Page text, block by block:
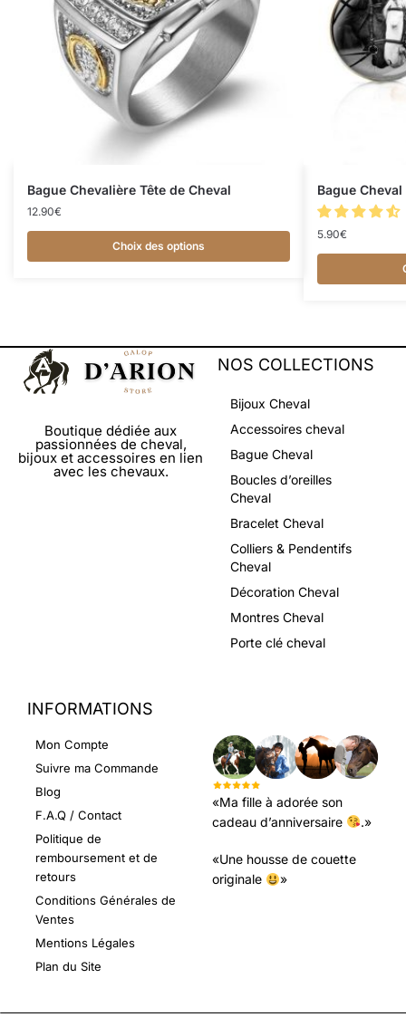
Bague Chevalière Tête de Cheval
12.90€
Choix des options
Bague
5.90€
Boutique dédiée aux
passionnées de cheval,
bijoux et accessoires en lien
avec les chevaux.
NOS COLLECTIONS
Bijoux Cheval
Accessoires cheval
Bague Cheval
Boucles d’oreilles
Cheval
Bracelet Cheval
Colliers & Pendentifs
Cheval
Décoration Cheval
Montres Cheval
Porte clé cheval
INFORMATIONS
Mon Compte
Suivre ma Commande
Blog
F.A.Q / Contact
Politique de
remboursement et de
retours
Conditions Générales de
Ventes
Mentions Légales
Plan du Site
«Ma fille à adorée son
cadeau d’anniversaire
.»
«Une housse de couette
originale
»